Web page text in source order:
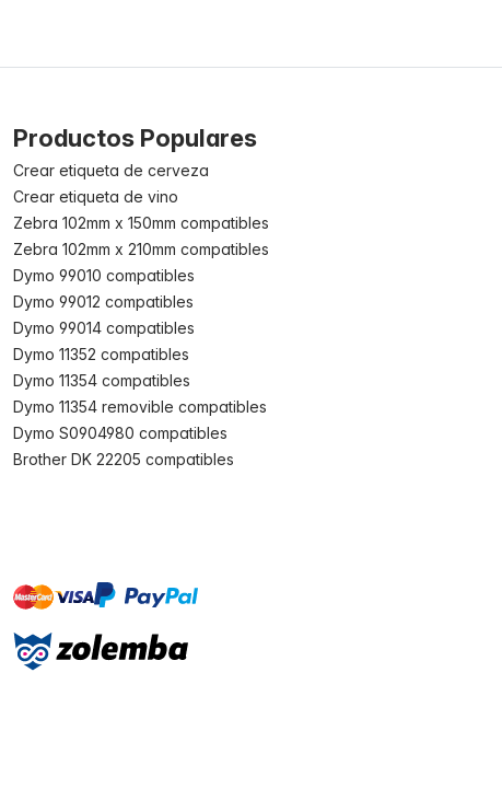
Productos Populares
Crear etiqueta de cerveza
Crear etiqueta de vino
Zebra 102mm x 150mm compatibles
Zebra 102mm x 210mm compatibles
Dymo 99010 compatibles
Dymo 99012 compatibles
Dymo 99014 compatibles
Dymo 11352 compatibles
Dymo 11354 compatibles
Dymo 11354 removible compatibles
Dymo S0904980 compatibles
Brother DK 22205 compatibles
mastervisa paypal